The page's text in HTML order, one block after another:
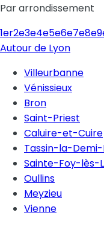
Par arrondissement
1er2e3e4e5e6e7e8e
Autour de Lyon
Villeurbanne
Vénissieux
Bron
Saint-Priest
Caluire-et-Cuire
Tassin-la-Demi-
Sainte-Foy-lès-
Oullins
Meyzieu
Vienne